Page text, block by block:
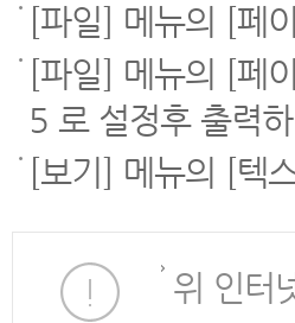
[파일] 메뉴의 [페
[파일] 메뉴의 [페
5 로 설정후 출력
[보기] 메뉴의 [텍
위 인터